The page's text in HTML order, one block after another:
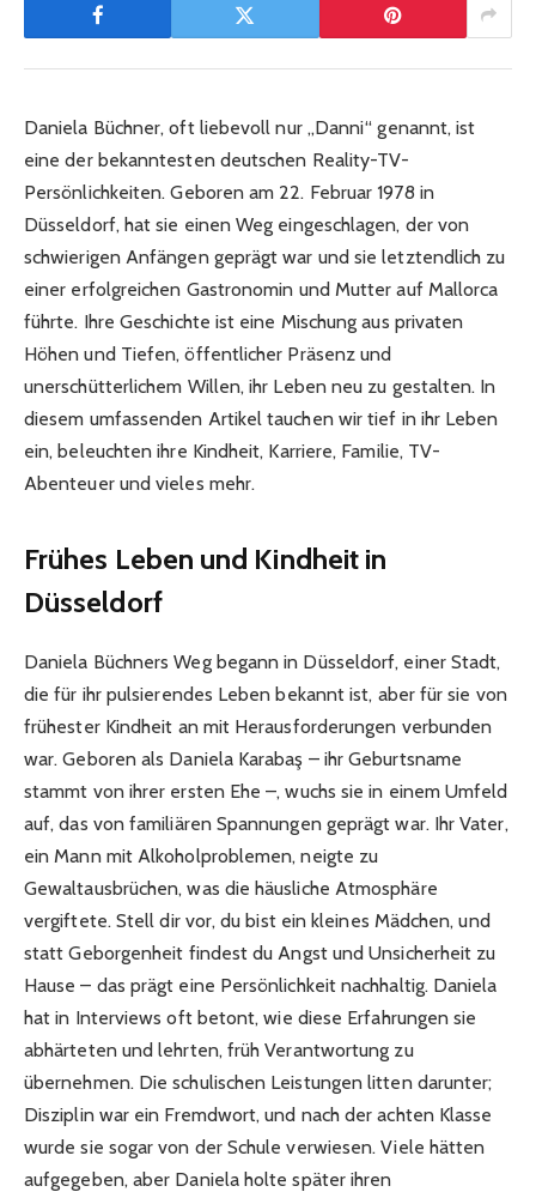
Daniela Büchner, oft liebevoll nur „Danni“ genannt, ist
eine der bekanntesten deutschen Reality-TV-
Persönlichkeiten. Geboren am 22. Februar 1978 in
Düsseldorf, hat sie einen Weg eingeschlagen, der von
schwierigen Anfängen geprägt war und sie letztendlich zu
einer erfolgreichen Gastronomin und Mutter auf Mallorca
führte. Ihre Geschichte ist eine Mischung aus privaten
Höhen und Tiefen, öffentlicher Präsenz und
unerschütterlichem Willen, ihr Leben neu zu gestalten. In
diesem umfassenden Artikel tauchen wir tief in ihr Leben
ein, beleuchten ihre Kindheit, Karriere, Familie, TV-
Abenteuer und vieles mehr.
Frühes Leben und Kindheit in
Düsseldorf
Daniela Büchners Weg begann in Düsseldorf, einer Stadt,
die für ihr pulsierendes Leben bekannt ist, aber für sie von
frühester Kindheit an mit Herausforderungen verbunden
war. Geboren als Daniela Karabaş – ihr Geburtsname
stammt von ihrer ersten Ehe –, wuchs sie in einem Umfeld
auf, das von familiären Spannungen geprägt war. Ihr Vater,
ein Mann mit Alkoholproblemen, neigte zu
Gewaltausbrüchen, was die häusliche Atmosphäre
vergiftete. Stell dir vor, du bist ein kleines Mädchen, und
statt Geborgenheit findest du Angst und Unsicherheit zu
Hause – das prägt eine Persönlichkeit nachhaltig. Daniela
hat in Interviews oft betont, wie diese Erfahrungen sie
abhärteten und lehrten, früh Verantwortung zu
übernehmen. Die schulischen Leistungen litten darunter;
Disziplin war ein Fremdwort, und nach der achten Klasse
wurde sie sogar von der Schule verwiesen. Viele hätten
aufgegeben, aber Daniela holte später ihren